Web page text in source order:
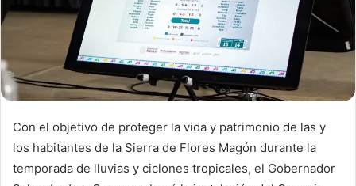
Con el objetivo de proteger la vida y patrimonio de las y
los habitantes de la Sierra de Flores Magón durante la
temporada de lluvias y ciclones tropicales, el Gobernador